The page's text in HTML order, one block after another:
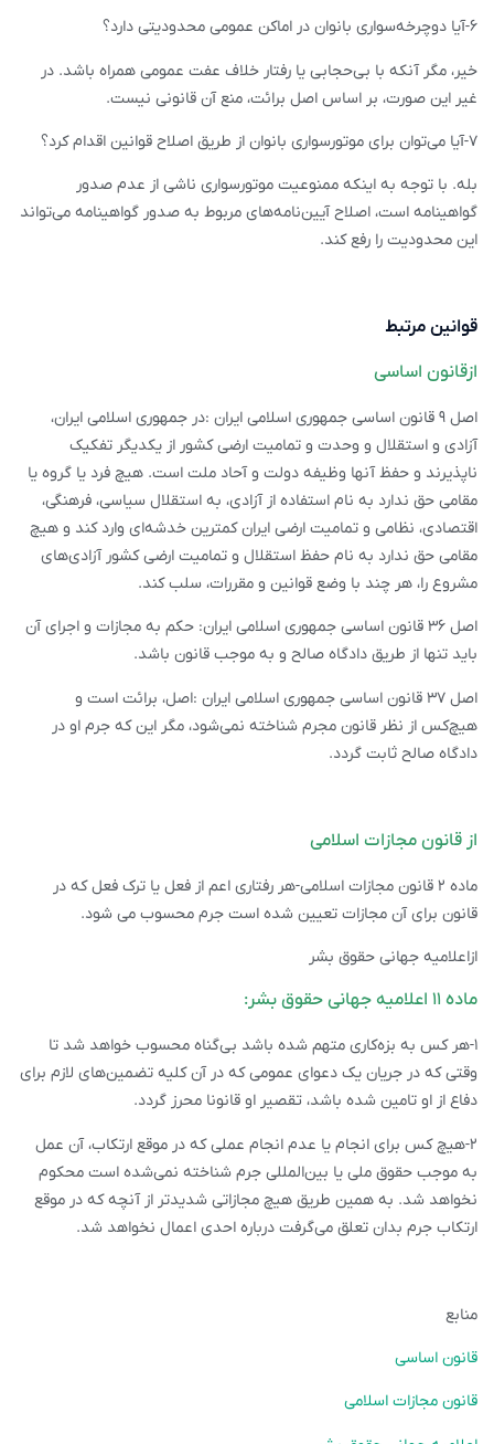
۶-آیا دوچرخه‌سواری بانوان در اماکن عمومی محدودیتی دارد؟
خیر، مگر آنکه با بی‌حجابی یا رفتار خلاف عفت عمومی همراه باشد. در
غیر این صورت، بر اساس اصل برائت، منع آن قانونی نیست.
۷-آیا می‌توان برای موتورسواری بانوان از طریق اصلاح قوانین اقدام کرد؟
بله. با توجه به اینکه ممنوعیت موتورسواری ناشی از عدم صدور
گواهینامه است، اصلاح آیین‌نامه‌های مربوط به صدور گواهینامه می‌تواند
این محدودیت را رفع کند.
قوانین مرتبط
ازقانون اساسی
اصل ۹ قانون اساسی جمهوری اسلامی ایران :در جمهوری اسلامی ایران،
آزادی و استقلال و وحدت و تمامیت ارضی کشور از یکدیگر تفکیک
ناپذیرند و حفظ آنها وظیفه دولت و آحاد ملت است. هیچ فرد یا گروه یا
مقامی حق ندارد به نام استفاده از آزادی، به استقلال سیاسی، فرهنگی،
اقتصادی، نظامی و تمامیت ارضی ایران کمترین خدشه‌ای وارد کند و هیچ
مقامی حق ندارد به نام حفظ استقلال و تمامیت ارضی کشور آزادی‌های
مشروع را، هر چند با وضع قوانین و مقررات، سلب کند.
اصل ۳۶ قانون اساسی جمهوری اسلامی ایران: حکم به مجازات و اجرای آن
باید تنها از طریق دادگاه صالح و به موجب قانون باشد.
اصل ۳۷ قانون اساسی جمهوری اسلامی ایران :اصل، برائت است و
هیچ‌کس از نظر قانون مجرم شناخته نمی‌شود، مگر این که جرم او در
دادگاه صالح ثابت گردد.
از قانون مجازات اسلامی
ماده ۲ قانون مجازات اسلامی-هر رفتاری اعم از فعل یا ترک فعل که در
قانون برای آن مجازات تعیین شده است جرم محسوب می شود.
ازاعلامیه جهانی حقوق بشر
ماده ۱۱ اعلامیه جهانی حقوق بشر:
۱-هر کس به بزه‌کاری متهم شده باشد بی‌گناه محسوب خواهد شد تا
وقتی که در جریان یک دعوای عمومی که در آن کلیه تضمین‌ها‌ی لازم برای
دفاع از او تامین شده باشد، تقصیر او قانونا محرز گردد.
۲-هیچ کس برای انجام یا عدم انجام عملی که در موقع ارتکاب، آن عمل
به موجب حقوق ملی یا بین‌المللی جرم شناخته نمی‌شده است محکوم
نخواهد شد. به همین طریق هیچ مجازاتی شدیدتر از آنچه که در موقع
ارتکاب جرم بدان تعلق می‌گرفت درباره احدی اعمال نخواهد شد.
منابع
قانون اساسی
قانون مجازات اسلامی